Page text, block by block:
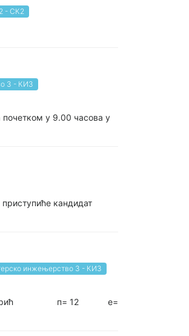
- СК2
3 - КИ3
у 9.00 часова у
кандидат
инжењерство 3 - КИ3
Марић п= 12 е=